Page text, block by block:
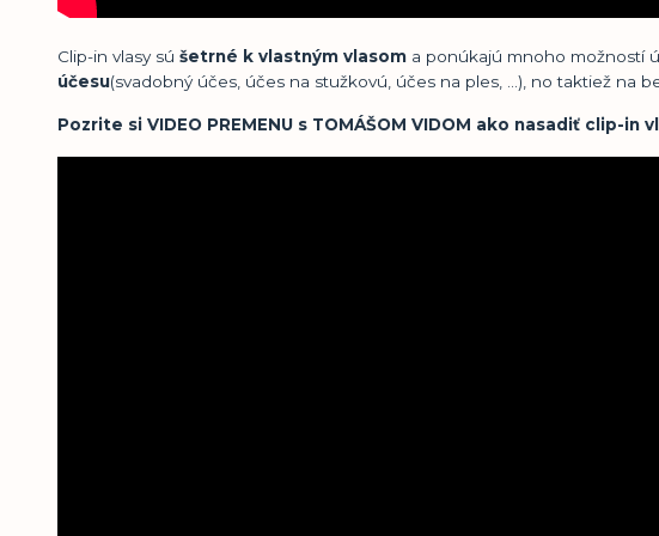
Clip-in vlasy sú šetrné k vlastným vlasom a ponúkajú mnoho možností
účesu(svadobný účes, účes na stužkovú, účes na ples, ...), no taktiež na
Pozrite si VIDEO PREMENU s TOMÁŠOM VIDOM ako nasadiť clip-in